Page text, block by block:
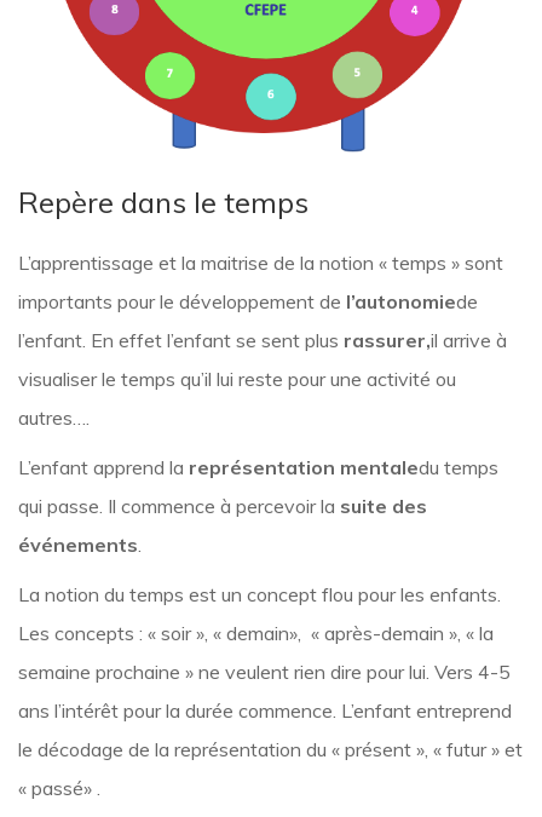
Repère dans le temps
L’apprentissage et la maitrise de la notion « temps » sont
importants pour le développement de l’autonomiede
l’enfant. En effet l’enfant se sent plus rassurer,il arrive à
visualiser le temps qu’il lui reste pour une activité ou
autres….
L’enfant apprend la représentation mentaledu temps
qui passe. Il commence à percevoir la suite des
événements.
La notion du temps est un concept flou pour les enfants.
Les concepts : « soir », « demain», « après-demain », « la
semaine prochaine » ne veulent rien dire pour lui. Vers 4-5
ans l’intérêt pour la durée commence. L’enfant entreprend
le décodage de la représentation du « présent », « futur » et
« passé» .